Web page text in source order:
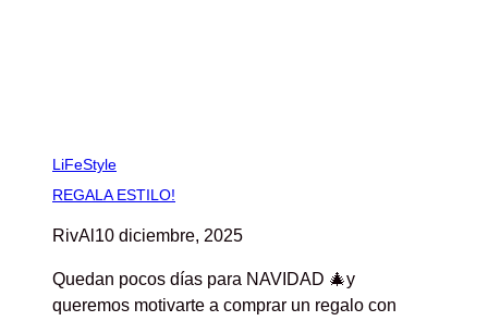
LiFeStyle
REGALA ESTILO!
RivAl 10 diciembre, 2025
Quedan pocos días para NAVIDAD 🎄y
queremos motivarte a comprar un regalo con